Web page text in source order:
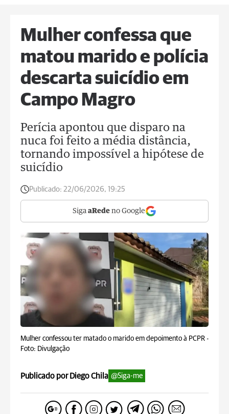
Mulher confessa que
matou marido e polícia
descarta suicídio em
Campo Magro
Perícia apontou que disparo na
nuca foi feito a média distância,
tornando impossível a hipótese de
suicídio
Publicado: 22/06/2026, 19:25
Siga aRede no Google
Mulher confessou ter matado o marido em depoimento à PCPR -
Foto: Divulgação
Publicado por Diego Chila @Siga-me